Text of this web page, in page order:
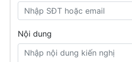
Nội dung